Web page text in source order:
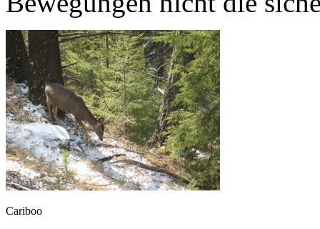
Cariboo